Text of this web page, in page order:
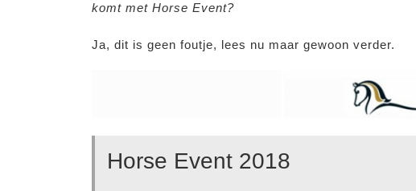
komt met Horse Event?
Ja, dit is geen foutje, lees nu maar gewoon verder.
Horse Event 2018